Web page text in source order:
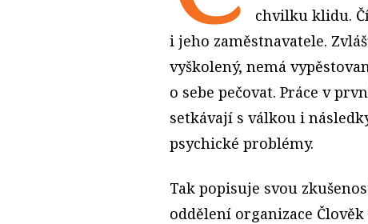
chvilku klidu.
i jeho zaměstnavatele.
vyškolený, nemá
o sebe pečovat. Práce v
setkávají s válkou i
psychické problémy.
Tak popisuje svou
oddělení organizace